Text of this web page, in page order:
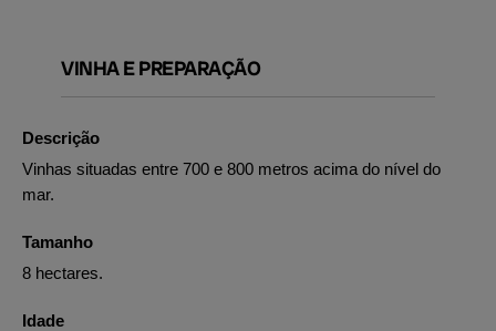
VINHA E PREPARAÇÃO
Descrição
Vinhas situadas entre 700 e 800 metros acima do nível do
mar.
Tamanho
8 hectares.
Idade